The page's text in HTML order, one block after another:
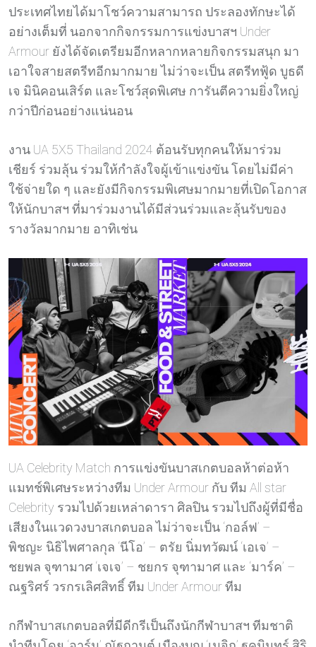
ประเทศไทยได้มาโชว์ความสามารถ ประลองทักษะได้
อย่างเต็มที่ นอกจากกิจกรรมการแข่งบาสฯ Under
Armour ยังได้จัดเตรียมอีกหลากหลายกิจกรรมสนุก มา
เอาใจสายสตรีทอีกมากมาย ไม่ว่าจะเป็น สตรีทฟู้ด บูธดี
เจ มินิคอนเสิร์ต และโชว์สุดพิเศษ การันตีความยิ่งใหญ่
กว่าปีก่อนอย่างแน่นอน
งาน UA 5X5 Thailand 2024 ต้อนรับทุกคนให้มาร่วม
เชียร์ ร่วมลุ้น ร่วมให้กำลังใจผู้เข้าแข่งขัน โดยไม่มีค่า
ใช้จ่ายใด ๆ และยังมีกิจกรรมพิเศษมากมายที่เปิดโอกาส
ให้นักบาสฯ ที่มาร่วมงานได้มีส่วนร่วมและลุ้นรับของ
รางวัลมากมาย อาทิเช่น
UA Celebrity Match การแข่งขันบาสเกตบอลห้าต่อห้า
แมทช์พิเศษระหว่างทีม Under Armour กับ ทีม All star
Celebrity รวมไปด้วยเหล่าดารา ศิลปิน รวมไปถึงผู้ที่มีชื่อ
เสียงในแวดวงบาสเกตบอล ไม่ว่าจะเป็น ‘กอล์ฟ’ –
พิชญะ นิธิไพศาลกุล ‘นีโอ’ – ตรัย นิ่มทวัฒน์ ‘เอเจ’ –
ชยพล จุฑามาศ ‘เจเจ’ – ชยกร จุฑามาศ และ ‘มาร์ค’ –
ณฐริศร์ วรกรเลิศสิทธิ์ ทีม Under Armour ทีม
กกีฬาบาสเกตบอลที่มีดีกรีเป็นถึงนักกีฬาบาสฯ ทีมชาติ